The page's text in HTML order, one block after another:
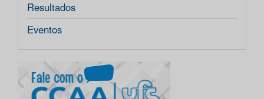
Resultados
Eventos